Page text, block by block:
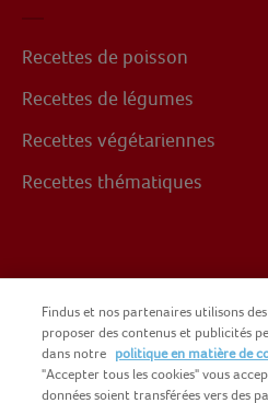
Recettes de poisson
Recettes de légumes
Recettes végétariennes
Recettes thématiques
Facebook
Findus et nos partenaires utilisons
proposer des contenus et publicités
dans notre politique en matière de
"Accepter tous les cookies" vous
données soient transférées vers des